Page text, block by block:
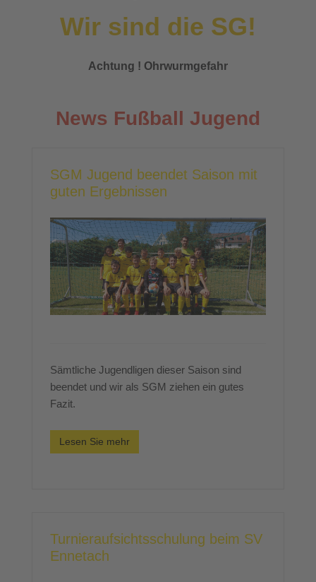
Wir sind die SG!
Achtung ! Ohrwurmgefahr
News Fußball Jugend
SGM Jugend beendet Saison mit
guten Ergebnissen
Sämtliche Jugendligen dieser Saison sind
beendet und wir als SGM ziehen ein gutes
Fazit.
Lesen Sie mehr
Turnieraufsichtsschulung beim SV
Ennetach